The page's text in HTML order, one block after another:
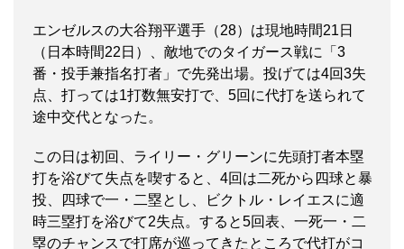
エンゼルスの大谷翔平選手（28）は現地時間21日
（日本時間22日）、敵地でのタイガース戦に「3
番・投手兼指名打者」で先発出場。投げては4回3失
点、打っては1打数無安打で、5回に代打を送られて
途中交代となった。
この日は初回、ライリー・グリーンに先頭打者本塁
打を浴びて失点を喫すると、4回は二死から四球と暴
投、四球で一・二塁とし、ビクトル・レイエスに適
時三塁打を浴びて2失点。すると5回表、一死一・二
塁のチャンスで打席が巡ってきたところで代打がコ